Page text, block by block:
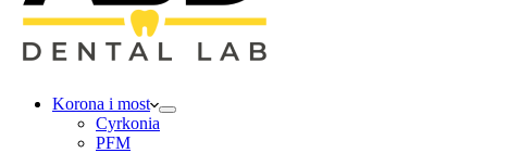
Korona i most
Cyrkonia
PFM